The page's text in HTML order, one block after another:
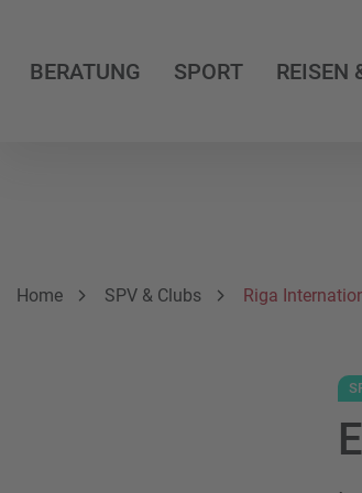
BERATUNG SPORT REISEN
Sie befinden sich hier:
Home SPV & Clubs Riga